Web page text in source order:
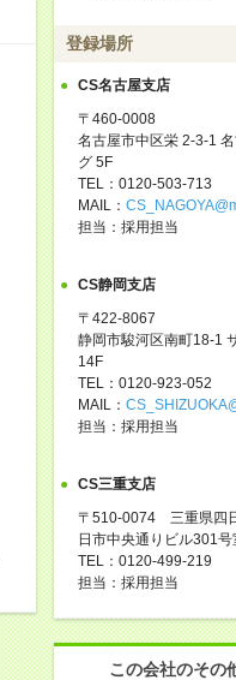
登録場所
CS名古屋支店
〒460-0008
名古屋市中区栄 2-3-1
グ 5F
TEL：0120-503-713
MAIL：
担当：採用担当
CS静岡支店
〒422-8067
静岡市駿河区南町18-1
14F
TEL：0120-923-052
MAIL：
担当：採用担当
CS三重支店
〒510-0074 三重県四
日市中央通りビル301号
TEL：0120-499-219
担当：採用担当
この会社のその